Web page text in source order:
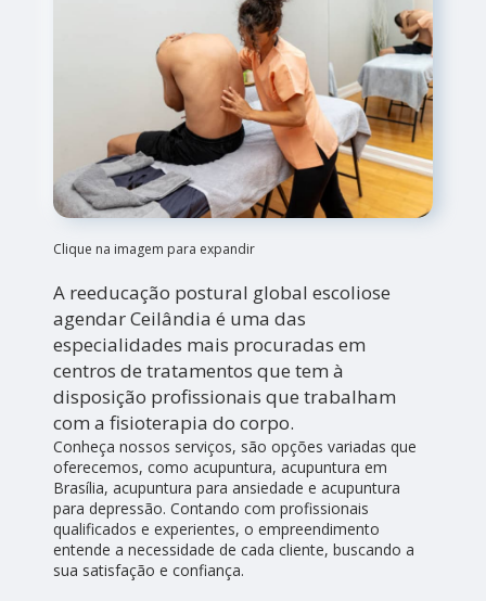
Clique na imagem para expandir
A reeducação postural global escoliose
agendar Ceilândia é uma das
especialidades mais procuradas em
centros de tratamentos que tem à
disposição profissionais que trabalham
com a fisioterapia do corpo.
Conheça nossos serviços, são opções variadas que
oferecemos, como acupuntura, acupuntura em
Brasília, acupuntura para ansiedade e acupuntura
para depressão. Contando com profissionais
qualificados e experientes, o empreendimento
entende a necessidade de cada cliente, buscando a
sua satisfação e confiança.